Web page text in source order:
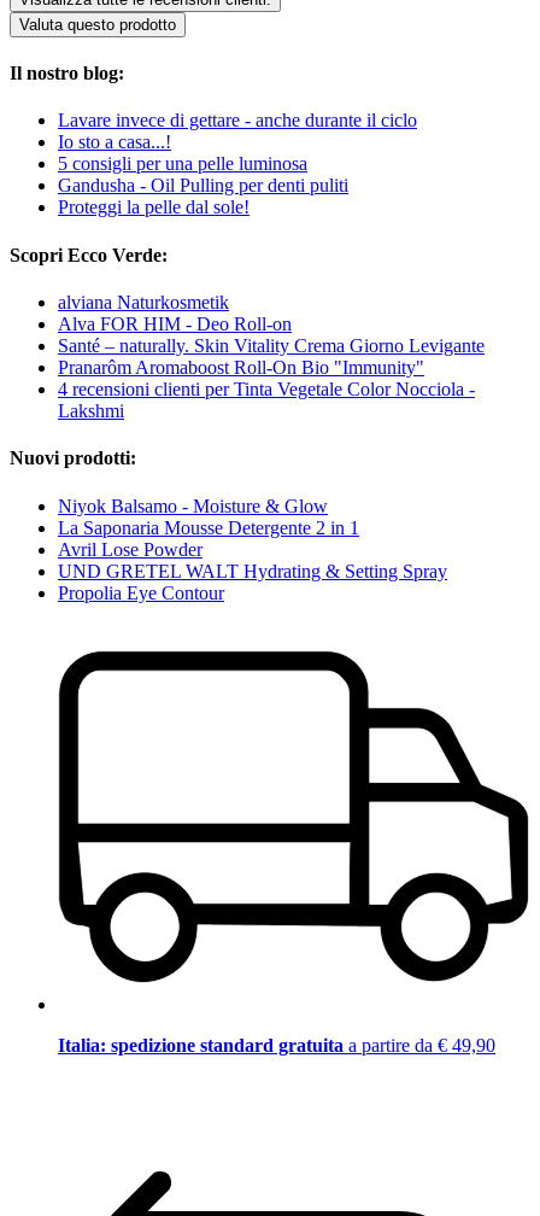
Valuta questo prodotto
Il nostro blog:
Lavare invece di gettare - anche durante il ciclo
Io sto a casa...!
5 consigli per una pelle luminosa
Gandusha - Oil Pulling per denti puliti
Proteggi la pelle dal sole!
Scopri Ecco Verde:
alviana Naturkosmetik
Alva FOR HIM - Deo Roll-on
Santé – naturally. Skin Vitality Crema Giorno Levigante
Pranarôm Aromaboost Roll-On Bio "Immunity"
4 recensioni clienti per Tinta Vegetale Color Nocciola -
Lakshmi
Nuovi prodotti:
Niyok Balsamo - Moisture & Glow
La Saponaria Mousse Detergente 2 in 1
Avril Lose Powder
UND GRETEL WALT Hydrating & Setting Spray
Propolia Eye Contour
Italia: spedizione standard gratuita a partire da € 49,90